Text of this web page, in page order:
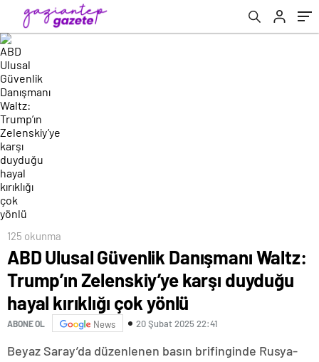
kırıklığı çok yönlü
125 okunma
ABD Ulusal Güvenlik Danışmanı Waltz:
Trump’ın Zelenskiy’ye karşı duyduğu
hayal kırıklığı çok yönlü
ABONE OL News 20 Şubat 2025 22:41
Beyaz Saray’da düzenlenen basın brifinginde Rusya-